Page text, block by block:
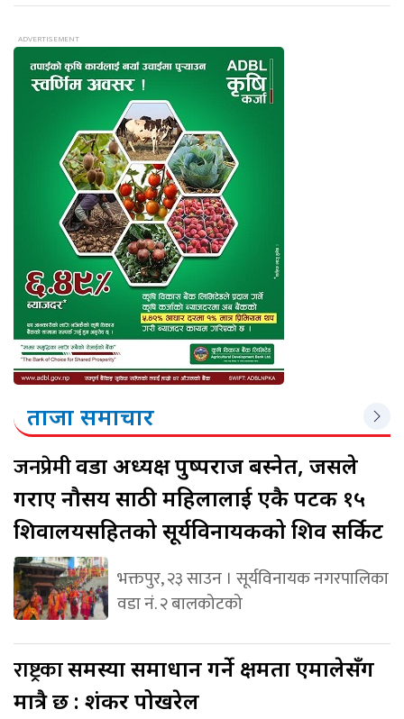
ताजा समाचार
जनप्रेमीवडा अध्यक्ष पुष्पराज बस्नेत, जसले
गराए नौसय साठी महिलालाई एकै पटक १५
शिवालयसहितको सूर्यविनायकको शिव सर्किट
भक्तपुर, २३ साउन । सूर्यविनायक नगरपालिका
वडा नं. २ बालकोटको
राष्ट्रकासमस्या समाधान गर्ने क्षमता एमालेसँग
मात्रै छ : शंकर पोखरेल